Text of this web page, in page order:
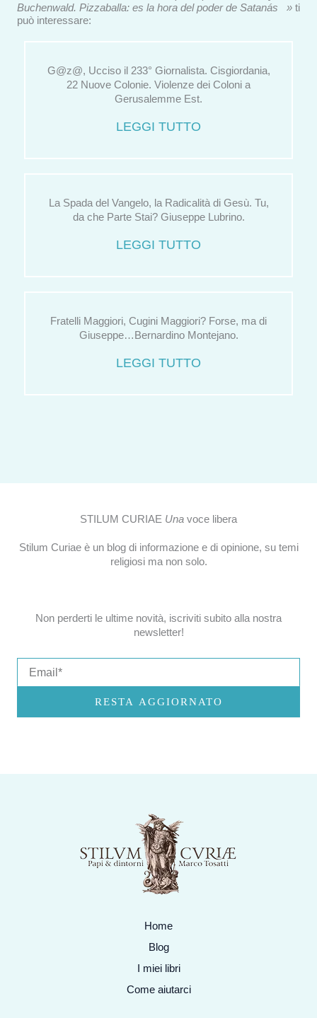
Buchenwald. Pizzaballa: es la hora del poder de Satanás » ti
può interessare:
G@z@, Ucciso il 233° Giornalista. Cisgiordania,
22 Nuove Colonie. Violenze dei Coloni a
Gerusalemme Est.
LEGGI TUTTO
La Spada del Vangelo, la Radicalità di Gesù. Tu,
da che Parte Stai? Giuseppe Lubrino.
LEGGI TUTTO
Fratelli Maggiori, Cugini Maggiori? Forse, ma di
Giuseppe…Bernardino Montejano.
LEGGI TUTTO
STILUM CURIAE Una voce libera
Stilum Curiae è un blog di informazione e di opinione, su temi
religiosi ma non solo.
Non perderti le ultime novità, iscriviti subito alla nostra
newsletter!
RESTA AGGIORNATO
Home
Blog
I miei libri
Come aiutarci